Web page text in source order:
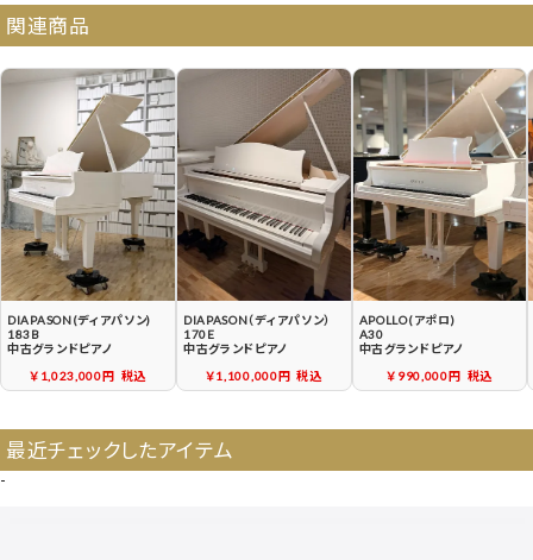
よくある質問 送料について
契約後の流れ 保証サービス
中古ピアノ買戻しサービ
ス
中古ピアノの状態につい
て
関連商品
DIAPASON(ディアパソン)
183B
中古グランドピアノ
￥1,023,000円 税込
DIAPASON（ディアパソン）
170E
中古グランドピアノ
￥1,100,000円 税込
APOLLO(アポロ)
A30
中古グランドピアノ
￥990,000円 税込
-
最近チェックしたアイテム